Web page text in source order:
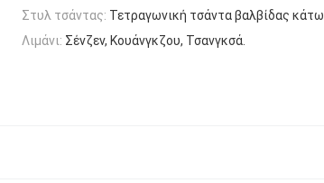
Στυλ τσάντας: Τετραγωνική τσάντα βαλβίδας κάτω
Λιμάνι: Σένζεν, Κουάνγκζου, Τσανγκσά.